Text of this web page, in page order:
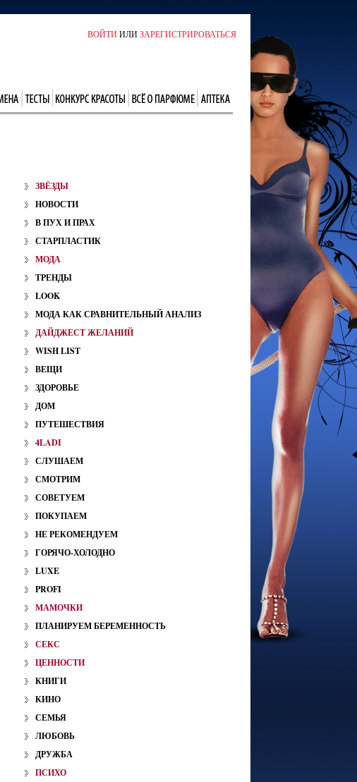
ВОЙТИИЛИЗАРЕГИСТРИРОВАТЬСЯ
ЗВЁЗДЫ
НОВОСТИ
В ПУХ И ПРАХ
СТАРПЛАСТИК
МОДА
ТРЕНДЫ
LOOK
МОДА КАК СРАВНИТЕЛЬНЫЙ АНАЛИЗ
ДАЙДЖЕСТ ЖЕЛАНИЙ
WISH LIST
ВЕЩИ
ЗДОРОВЬЕ
ДОМ
ПУТЕШЕСТВИЯ
4LADI
СЛУШАЕМ
СМОТРИМ
СОВЕТУЕМ
ПОКУПАЕМ
НЕ РЕКОМЕНДУЕМ
ГОРЯЧО-ХОЛОДНО
LUXE
PROFI
МАМОЧКИ
ПЛАНИРУЕМ БЕРЕМЕННОСТЬ
СЕКС
ЦЕННОСТИ
КНИГИ
КИНО
СЕМЬЯ
ЛЮБОВЬ
ДРУЖБА
ПСИХО